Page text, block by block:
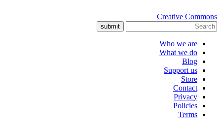
Creative Commons
submit
Who we are
What we do
Blog
Support us
Store
Contact
Privacy
Policies
Terms